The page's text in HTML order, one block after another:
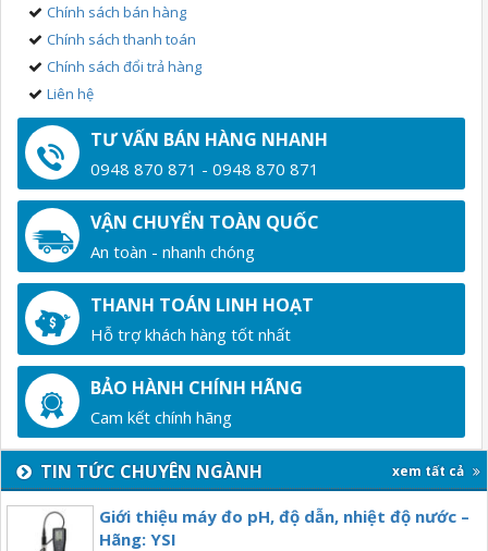
Chính sách bán hàng
Chính sách thanh toán
Chính sách đổi trả hàng
Liên hệ
TƯ VẤN BÁN HÀNG NHANH
0948 870 871 - 0948 870 871
VẬN CHUYỂN TOÀN QUỐC
An toàn - nhanh chóng
THANH TOÁN LINH HOẠT
Hỗ trợ khách hàng tốt nhất
BẢO HÀNH CHÍNH HÃNG
Cam kết chính hãng
TIN TỨC CHUYÊN NGÀNH xem tất cả
Giới thiệu máy đo pH, độ dẫn, nhiệt độ nước –
Hãng: YSI